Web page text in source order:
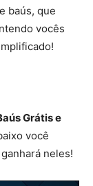
baús, que
vocês
Grátis e
você
neles!